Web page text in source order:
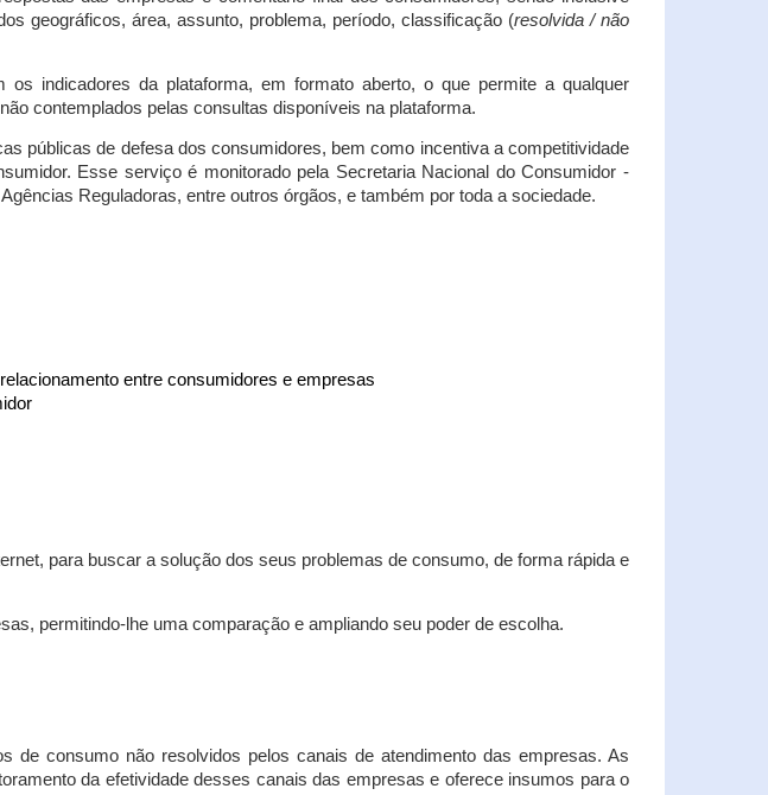
geográficos, área, assunto, problema, período, classificação (resolvida / não
indicadores da plataforma, em formato aberto, o que permite a qualquer
contemplados pelas consultas disponíveis na plataforma.
públicas de defesa dos consumidores, bem como incentiva a competitividade
Esse serviço é monitorado pela Secretaria Nacional do Consumidor -
Reguladoras, entre outros órgãos, e também por toda a sociedade.
entre consumidores e empresas
para buscar a solução dos seus problemas de consumo, de forma rápida e
permitindo-lhe uma comparação e ampliando seu poder de escolha.
de consumo não resolvidos pelos canais de atendimento das empresas. As
da efetividade desses canais das empresas e oferece insumos para o